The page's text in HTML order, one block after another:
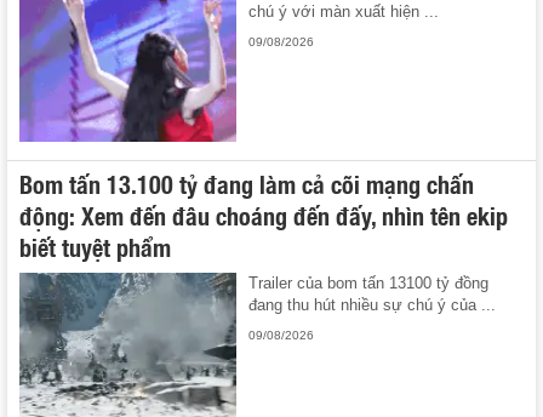
chú ý với màn xuất hiện ...
09/08/2026
Bom tấn 13.100 tỷ đang làm cả cõi mạng chấn
động: Xem đến đâu choáng đến đấy, nhìn tên ekip
biết tuyệt phẩm
Trailer của bom tấn 13100 tỷ đồng
đang thu hút nhiều sự chú ý của ...
09/08/2026